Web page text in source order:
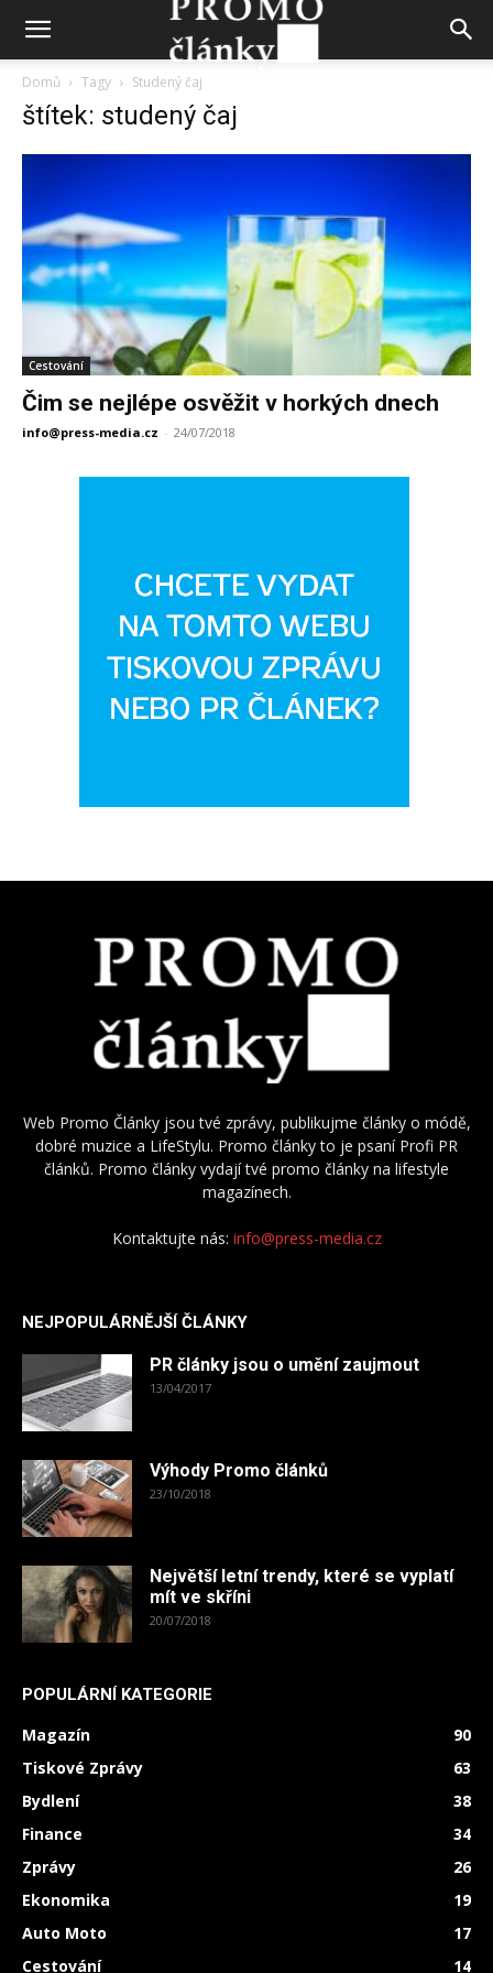
Domů Tagy Studený čaj
štítek: studený čaj
Cestování
Čim se nejlépe osvěžit v horkých dnech
info@press-media.cz - 24/07/2018
Web Promo Články jsou tvé zprávy, publikujme články o módě,
dobré muzice a LifeStylu. Promo články to je psaní Profi PR
článků. Promo články vydají tvé promo články na lifestyle
magazínech.
Kontaktujte nás: info@press-media.cz
NEJPOPULÁRNĚJŠÍ ČLÁNKY
PR články jsou o umění zaujmout
13/04/2017
Výhody Promo článků
23/10/2018
Největší letní trendy, které se vyplatí
mít ve skříni
20/07/2018
POPULÁRNÍ KATEGORIE
Magazín
90
Tiskové Zprávy
63
Bydlení
38
Finance
34
Zprávy
26
Ekonomika
19
Auto Moto
17
Cestování
14